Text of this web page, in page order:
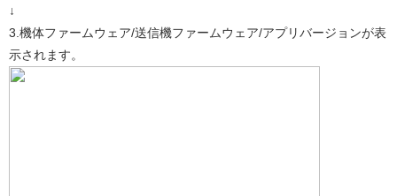
↓
3.機体ファームウェア/送信機ファームウェア/アプリバージョンが表
示されます。